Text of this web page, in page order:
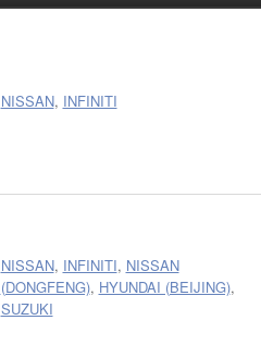
NISSAN, INFINITI
NISSAN, INFINITI, NISSAN
(DONGFENG), HYUNDAI (BEIJING),
SUZUKI